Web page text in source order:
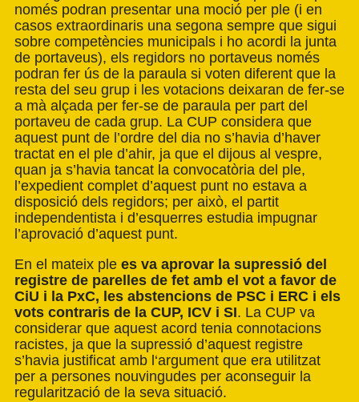
només podran presentar una moció per ple (i en
casos extraordinaris una segona sempre que sigui
sobre competències municipals i ho acordi la junta
de portaveus), els regidors no portaveus només
podran fer ús de la paraula si voten diferent que la
resta del seu grup i les votacions deixaran de fer-se
a mà alçada per fer-se de paraula per part del
portaveu de cada grup. La CUP considera que
aquest punt de l’ordre del dia no s’havia d’haver
tractat en el ple d’ahir, ja que el dijous al vespre,
quan ja s’havia tancat la convocatòria del ple,
l’expedient complet d’aquest punt no estava a
disposició dels regidors; per això, el partit
independentista i d’esquerres estudia impugnar
l’aprovació d’aquest punt.
En el mateix ple es va aprovar la supressió del
registre de parelles de fet amb el vot a favor de
CiU i la PxC, les abstencions de PSC i ERC i els
vots contraris de la CUP, ICV i SI. La CUP va
considerar que aquest acord tenia connotacions
racistes, ja que la supressió d’aquest registre
s’havia justificat amb l‘argument que era utilitzat
per a persones nouvingudes per aconseguir la
regularització de la seva situació.